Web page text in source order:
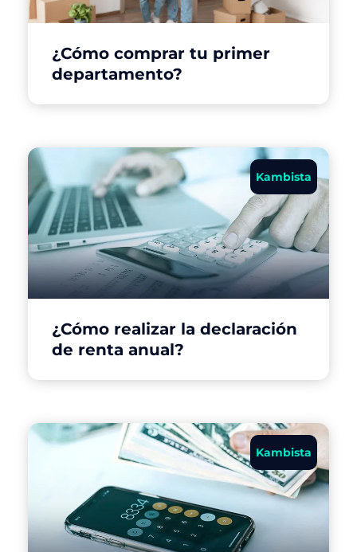
¿Cómo comprar tu primer
departamento?
Kambista
¿Cómo realizar la declaración
de renta anual?
Kambista